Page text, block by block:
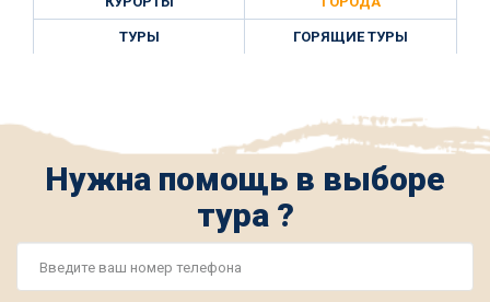
ТУРЫ ГОРЯЩИЕ ТУРЫ
Нужна помощь в выборе
тура ?